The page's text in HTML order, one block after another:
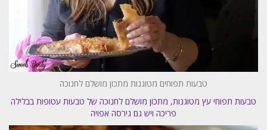
טבעות תפוחים מטוגנות מתכון מושלם לחנוכה
טבעות תפוחי עץ מטוגנות, מתכון מושלם לחנוכה של טבעות עטופות בבלילה
פריכה ויש גם גירסה אפויה